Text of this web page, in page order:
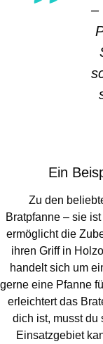
–
Ein
Zu den
Bratpfanne – sie
ermöglicht die
ihren Griff in
handelt sich um
gerne eine Pfanne
erleichtert das
dich ist, musst du
Einsatzgebiet